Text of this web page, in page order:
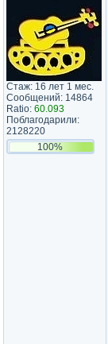
Стаж: 16 лет 1 мес.
Сообщений: 14864
Ratio: 60.093
Поблагодарили:
2128220
100%